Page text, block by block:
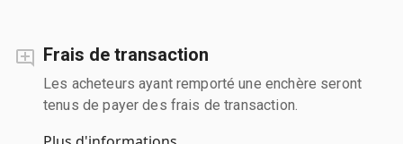
Frais de transaction
Les acheteurs ayant remporté une enchère seront
tenus de payer des frais de transaction.